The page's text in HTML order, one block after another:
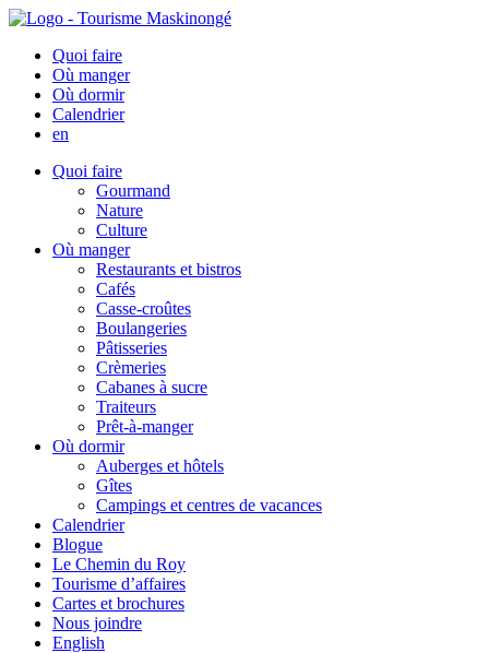
Quoi faire
Où manger
Où dormir
Calendrier
en
Quoi faire
Gourmand
Nature
Culture
Où manger
Restaurants et bistros
Cafés
Casse-croûtes
Boulangeries
Pâtisseries
Crèmeries
Cabanes à sucre
Traiteurs
Prêt-à-manger
Où dormir
Auberges et hôtels
Gîtes
Campings et centres de vacances
Calendrier
Blogue
Le Chemin du Roy
Tourisme d’affaires
Cartes et brochures
Nous joindre
English